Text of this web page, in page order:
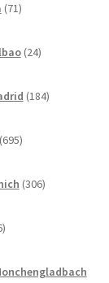
71izdelkov
24izdelkov
184izdelkov
695izdelkov
306izdelkov
izdelkov